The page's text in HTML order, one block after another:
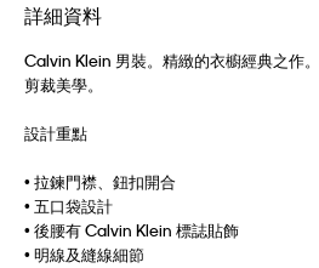
詳細資料
Calvin Klein 男裝。精緻的衣櫥經典之作
剪裁美學。
設計重點
• 拉鍊門襟、鈕扣開合
• 五口袋設計
• 後腰有 Calvin Klein 標誌貼飾
• 明線及縫線細節